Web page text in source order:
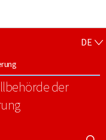
der
DE